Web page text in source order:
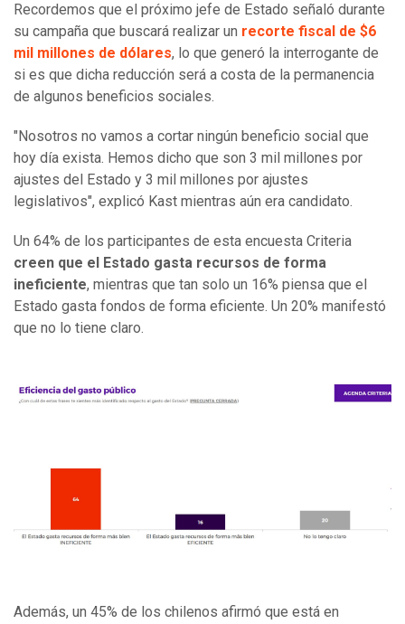
Recordemos que el próximo jefe de Estado señaló durante
su campaña que buscará realizar un recorte fiscal de $6
mil millones de dólares, lo que generó la interrogante de
si es que dicha reducción será a costa de la permanencia
de algunos beneficios sociales.
"Nosotros no vamos a cortar ningún beneficio social que
hoy día exista. Hemos dicho que son 3 mil millones por
ajustes del Estado y 3 mil millones por ajustes
legislativos", explicó Kast mientras aún era candidato.
Un 64% de los participantes de esta encuesta Criteria
creen que el Estado gasta recursos de forma
ineficiente, mientras que tan solo un 16% piensa que el
Estado gasta fondos de forma eficiente. Un 20% manifestó
que no lo tiene claro.
Además, un 45% de los chilenos afirmó que está en